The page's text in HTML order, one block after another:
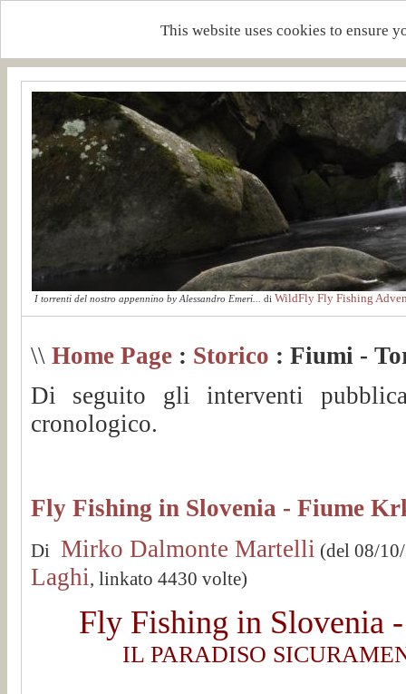
This website uses cookies to ensure
I torrenti del nostro appennino by Alessandro Emeri... di WildFly Fly Fishing
\\ Home Page : Storico : Fiumi -
Di seguito gli interventi
cronologico.
Fly Fishing in Slovenia - Fiume
Di Mirko Dalmonte Martelli (del 08/
Laghi, linkato 4430 volte)
Fly Fishing in Slovenia
IL PARADISO